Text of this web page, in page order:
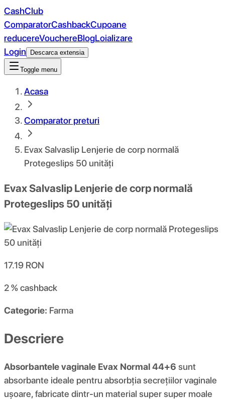
CashClub
ComparatorCashbackCupoane
reducereVouchereBlogLoializare
Login
Descarca extensia
Toggle menu
Acasa
Comparator preturi
Evax Salvaslip Lenjerie de corp normală
Protegeslips 50 unități
Evax Salvaslip Lenjerie de corp normală
Protegeslips 50 unități
17.19 RON
2 %cashback
Categorie: Farma
Descriere
Absorbantele vaginale Evax Normal 44+6 sunt
absorbante ideale pentru absorbția secrețiilor vaginale
ușoare, fabricate dintr-un material super super moale